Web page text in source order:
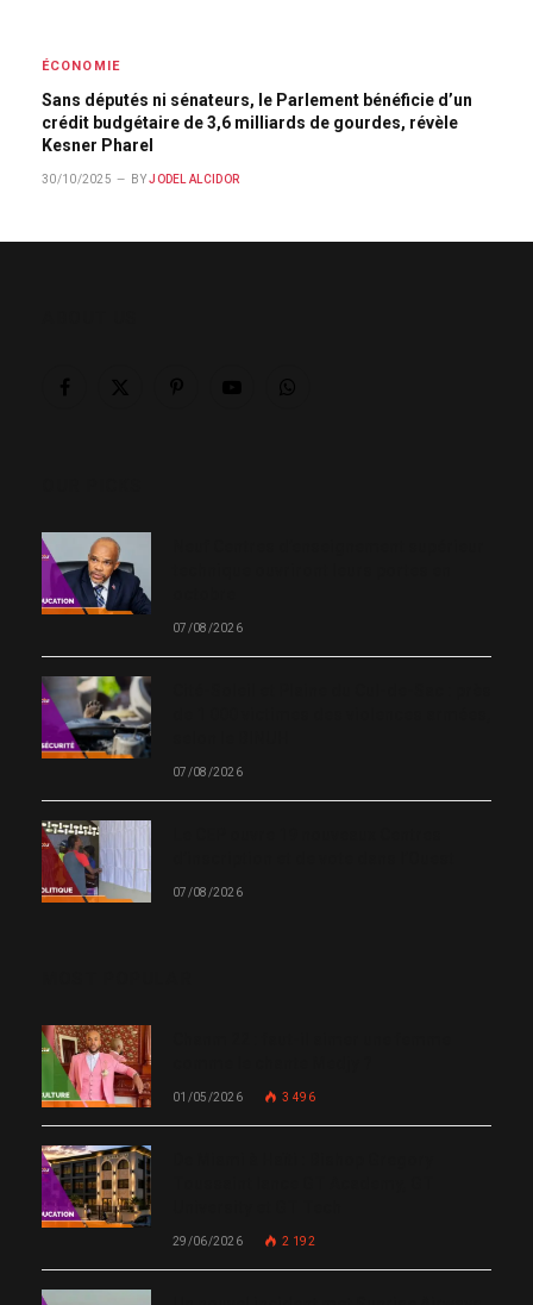
ÉCONOMIE
Sans députés ni sénateurs, le Parlement bénéficie d’un
crédit budgétaire de 3,6 milliards de gourdes, révèle
Kesner Pharel
30/10/2025 BY JODEL ALCIDOR
07/08/2026
07/08/2026
07/08/2026
01/05/2026 3 496
29/06/2026 2 192